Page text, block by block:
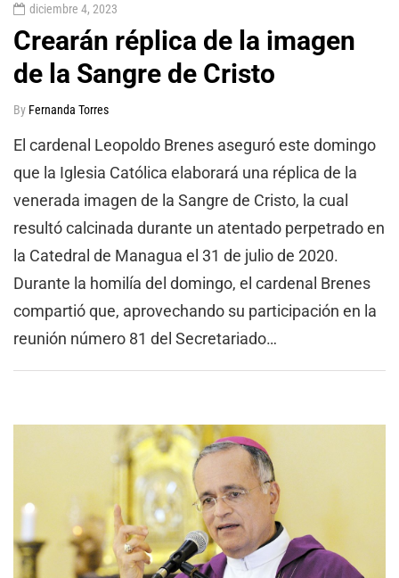
diciembre 4, 2023
Crearán réplica de la imagen
de la Sangre de Cristo
By Fernanda Torres
El cardenal Leopoldo Brenes aseguró este domingo
que la Iglesia Católica elaborará una réplica de la
venerada imagen de la Sangre de Cristo, la cual
resultó calcinada durante un atentado perpetrado en
la Catedral de Managua el 31 de julio de 2020.
Durante la homilía del domingo, el cardenal Brenes
compartió que, aprovechando su participación en la
reunión número 81 del Secretariado…